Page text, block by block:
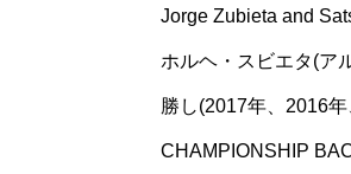
Jorge Zubieta and
ホルヘ・スビエタ(ア
勝し(2017年、2016
CHAMPIONSHIP